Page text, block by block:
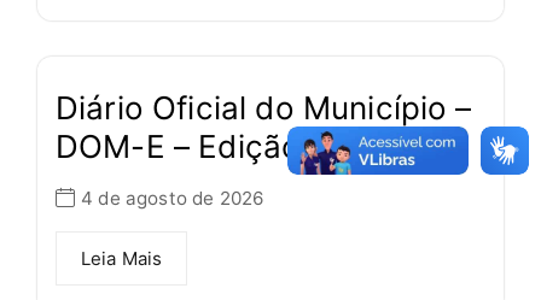
Diário Oficial do Município –
DOM-E – Edição 810
4 de agosto de 2026
Leia Mais